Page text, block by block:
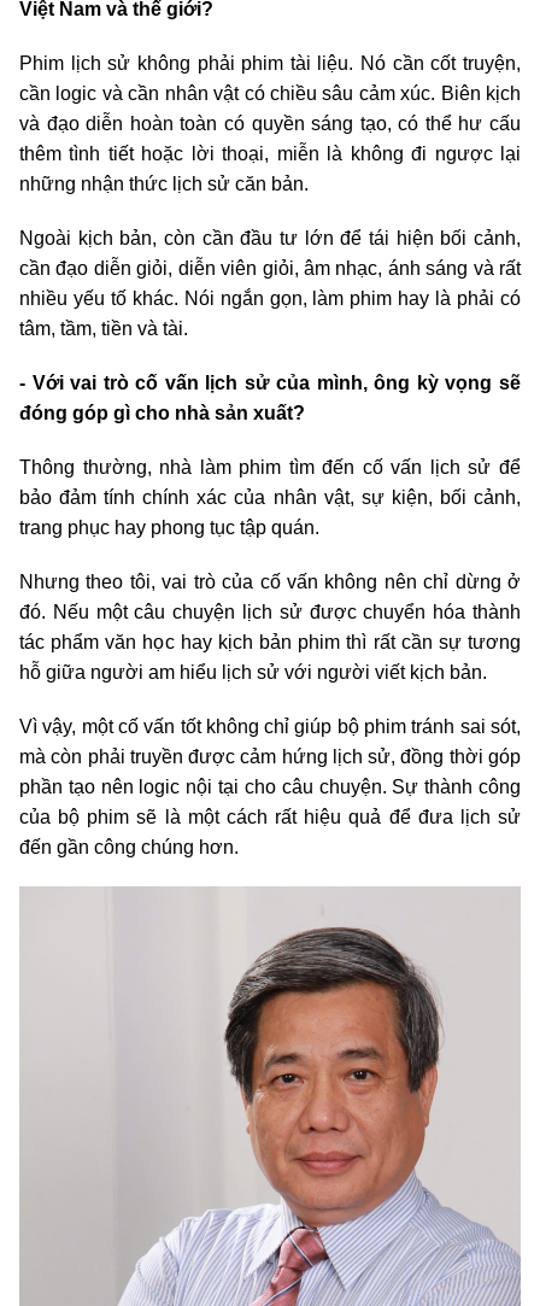
Việt Nam và thế giới?
Phim lịch sử không phải phim tài liệu. Nó cần cốt truyện,
cần logic và cần nhân vật có chiều sâu cảm xúc. Biên kịch
và đạo diễn hoàn toàn có quyền sáng tạo, có thể hư cấu
thêm tình tiết hoặc lời thoại, miễn là không đi ngược lại
những nhận thức lịch sử căn bản.
Ngoài kịch bản, còn cần đầu tư lớn để tái hiện bối cảnh,
cần đạo diễn giỏi, diễn viên giỏi, âm nhạc, ánh sáng và rất
nhiều yếu tố khác. Nói ngắn gọn, làm phim hay là phải có
tâm, tầm, tiền và tài.
- Với vai trò cố vấn lịch sử của mình, ông kỳ vọng sẽ
đóng góp gì cho nhà sản xuất?
Thông thường, nhà làm phim tìm đến cố vấn lịch sử để
bảo đảm tính chính xác của nhân vật, sự kiện, bối cảnh,
trang phục hay phong tục tập quán.
Nhưng theo tôi, vai trò của cố vấn không nên chỉ dừng ở
đó. Nếu một câu chuyện lịch sử được chuyển hóa thành
tác phẩm văn học hay kịch bản phim thì rất cần sự tương
hỗ giữa người am hiểu lịch sử với người viết kịch bản.
Vì vậy, một cố vấn tốt không chỉ giúp bộ phim tránh sai sót,
mà còn phải truyền được cảm hứng lịch sử, đồng thời góp
phần tạo nên logic nội tại cho câu chuyện. Sự thành công
của bộ phim sẽ là một cách rất hiệu quả để đưa lịch sử
đến gần công chúng hơn.